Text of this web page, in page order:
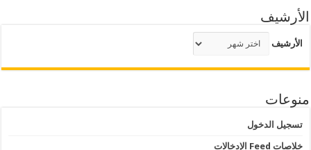
الأرشيف
الأرشيف
منوعات
تسجيل الدخول
خلاصات Feed الإدخالات